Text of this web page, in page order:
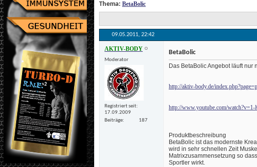
Thema: BetaBolic
09.05.2011, 22:42
AKTIV-BODY
Moderator
Registriert seit
17.09.2009
Beiträge
187
BetaBolic
Das BetaBolic Angebot läuft
http://aktiv-body.de/
http://www.youtube.com/watch?v=1-
Produktbeschreibung
BetaBolic ist das modernste
wird in sehr schnellen Zeit
Matrixzusammensetzung so
Sportler wirkt.